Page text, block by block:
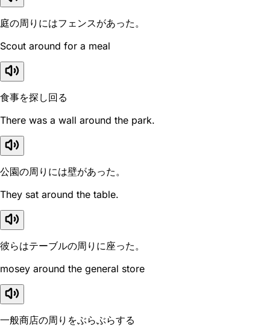
庭の周りにはフェンスがあった。
Scout around for a meal
食事を探し回る
There was a wall around the park.
公園の周りには壁があった。
They sat around the table.
彼らはテーブルの周りに座った。
mosey around the general store
一般商店の周りをぶらぶらする